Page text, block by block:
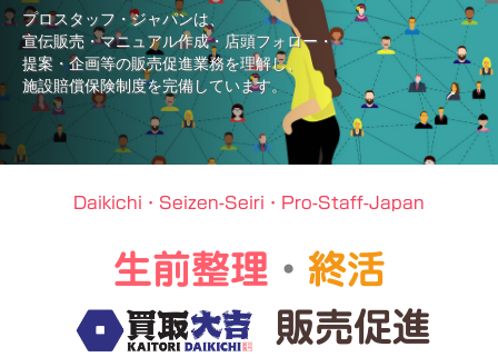
プロスタッフ・ジャパンは、
宣伝販売・マニュアル作成・店頭フォロー・
提案・企画等の販売促進業務を理解し、
施設賠償保険制度を完備しています。
Daikichi・Seizen-Seiri・Pro-Staff-Japan
生前整理 ・ 終活
販売促進